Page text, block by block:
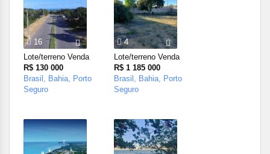
16
Lote/terreno Venda
R$ 130 000
Brasil, Bahia, Porto
Seguro
4
Lote/terreno Venda
R$ 1 185 000
Brasil, Bahia, Porto
Seguro